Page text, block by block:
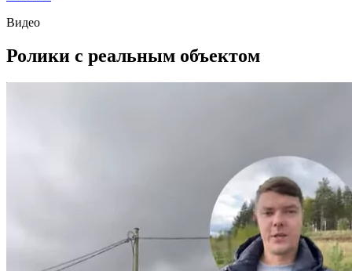
Видео
Ролики с реальным объектом